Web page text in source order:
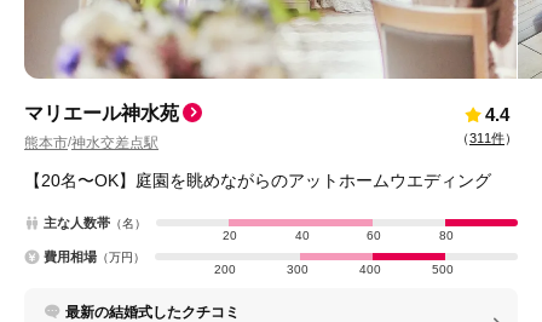
マリエール神水苑
熊本市/神水交差点駅
4.4
（311件）
【20名〜OK】庭園を眺めながらのアットホームウエディング
主な人数帯 （名）
20
40 60 80
費用相場 （万円）
200
300 400 500
最新の結婚式したクチコミ